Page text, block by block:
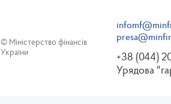
© Міністерство фінансів
України
+38 (044)
Урядова